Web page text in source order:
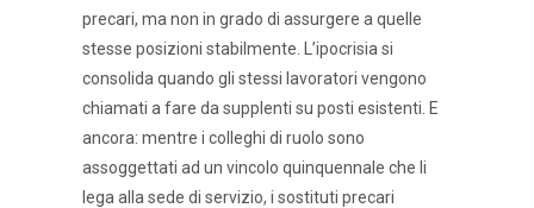
precari, ma non in grado di assurgere a quelle
stesse posizioni stabilmente. L’ipocrisia si
consolida quando gli stessi lavoratori vengono
chiamati a fare da supplenti su posti esistenti. E
ancora: mentre i colleghi di ruolo sono
assoggettati ad un vincolo quinquennale che li
lega alla sede di servizio, i sostituti precari